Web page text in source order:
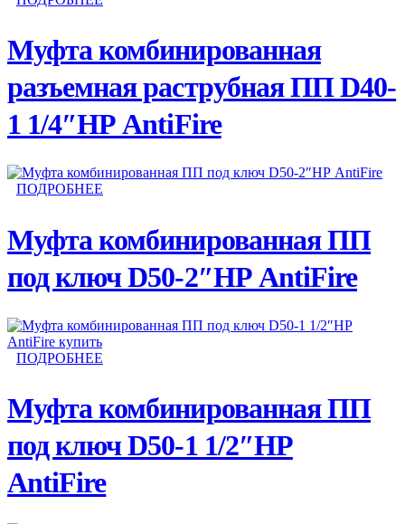
Муфта комбинированная
разъемная раструбная ПП D40-
1 1/4″НР AntiFire
ПОДРОБНЕЕ
Муфта комбинированная ПП
под ключ D50-2″НР AntiFire
ПОДРОБНЕЕ
Муфта комбинированная ПП
под ключ D50-1 1/2″НР
AntiFire